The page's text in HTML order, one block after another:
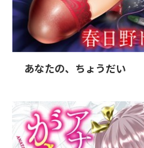
あなたの、ちょうだい